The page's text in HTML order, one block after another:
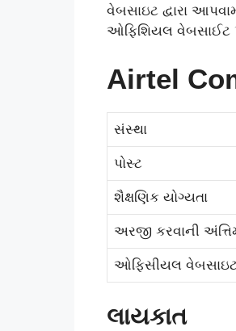
વેબસાઇટ દ્વારા
ઓફિશિયલ વેબસાઈટ
Airtel
સંસ્થા
પોસ્ટ
શૈક્ષણિક યોગ્યતા
અરજી કરવાની
ઓફિસીયલ
લાયકાત